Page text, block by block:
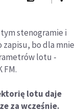
stenogramie i
bo dla mnie
lotu -
FM.
lotu daje
za wcześnie.